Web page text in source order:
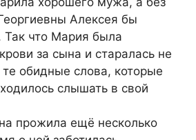
Алексея бы
Так что Мария была
за сына и старалась не
обидные слова, которые
слышать в свой
прожила ещё несколько